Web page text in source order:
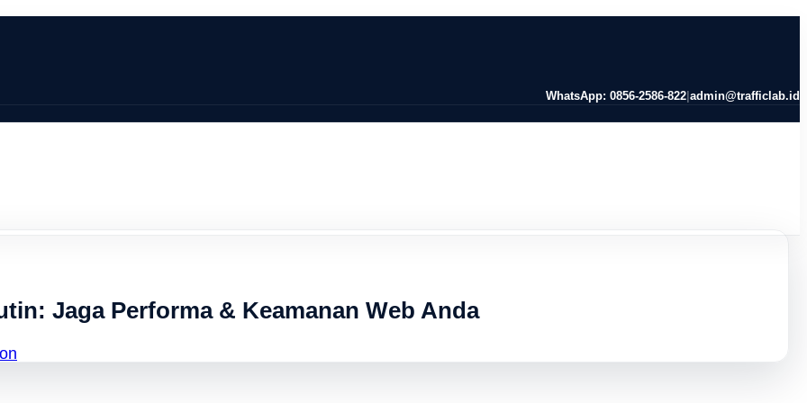
WhatsApp: 0856-2586-822 admin@trafficlab.id
Jaga Performa & Keamanan Web Anda